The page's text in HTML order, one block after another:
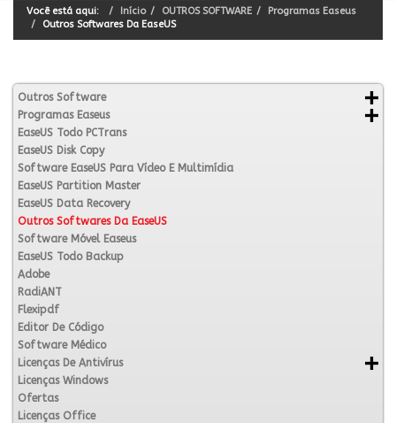
Você está aqui: Início OUTROS SOFTWARE
Programas Easeus
Outros Softwares Da EaseUS
Outros Software
Programas Easeus
EaseUS Todo PCTrans
EaseUS Disk Copy
Software EaseUS Para Vídeo E Multimídia
EaseUS Partition Master
EaseUS Data Recovery
Outros Softwares Da EaseUS
Software Móvel Easeus
EaseUS Todo Backup
Adobe
RadiANT
Flexipdf
Editor De Código
Software Médico
Licenças De Antivírus
Licenças Windows
Ofertas
Licenças Office